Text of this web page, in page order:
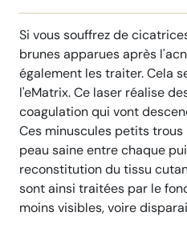
Si vous souffrez de
brunes apparues après
également les traiter. Cela
l'eMatrix. Ce laser réalise
coagulation qui vont
Ces minuscules petits
peau saine entre chaque
reconstitution du tissu
sont ainsi traitées par le
moins visibles, voire